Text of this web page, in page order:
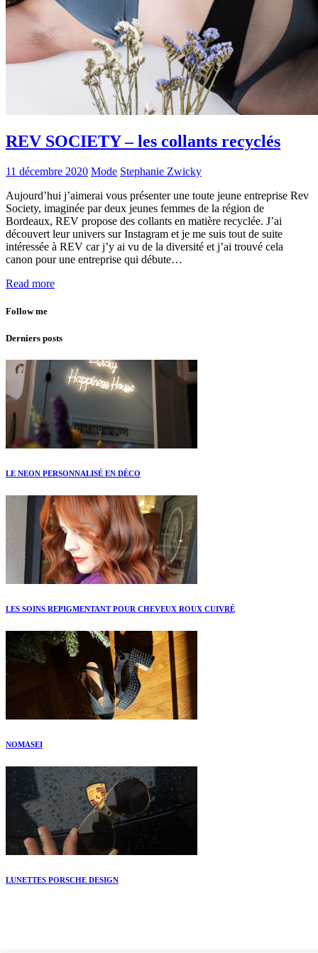
REV SOCIETY – les collants recyclés
11 décembre 2020 Mode Stephanie Zwicky
Aujourd’hui j’aimerai vous présenter une toute jeune entreprise Rev
Society, imaginée par deux jeunes femmes de la région de
Bordeaux, REV propose des collants en matière recyclée. J’ai
découvert leur univers sur Instagram et je me suis tout de suite
intéressée à REV car j’y ai vu de la diversité et j’ai trouvé cela
canon pour une entreprise qui débute…
Read more
Follow me
Derniers posts
LE NEON PERSONNALISÉ EN DÉCO
LES SOINS REPIGMENTANT POUR CHEVEUX ROUX CUIVRÉ
NOMASEI
LUNETTES PORSCHE DESIGN